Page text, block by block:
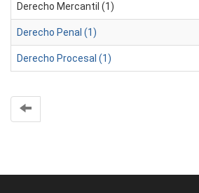
Derecho Mercantil (1)
Derecho Penal (1)
Derecho Procesal (1)